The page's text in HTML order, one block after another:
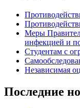
Меры
инфекцией и
Студентам с
Независимая
Последние